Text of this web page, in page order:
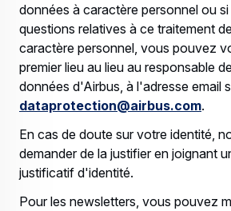
données à caractère personnel ou
questions relatives à ce traitement
caractère personnel, vous pouvez
premier lieu au lieu au responsable
données d'Airbus, à l'adresse email
dataprotection@airbus.com.
En cas de doute sur votre identité,
demander de la justifier en joignant
justificatif d'identité.
Pour les newsletters, vous pouvez